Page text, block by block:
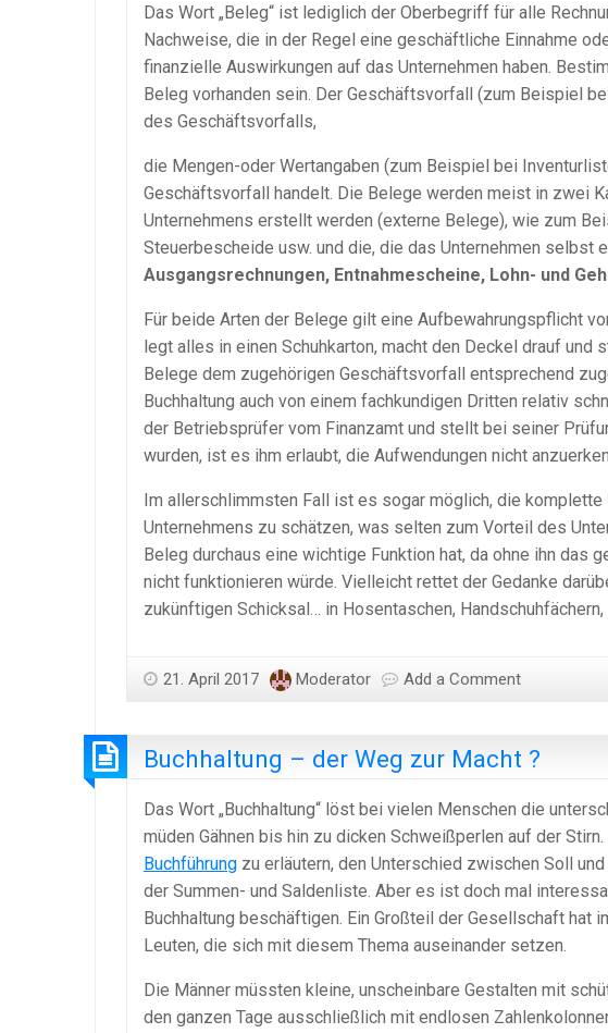
Das Wort „Beleg“ ist lediglich der Oberbegriff für alle
Nachweise, die in der Regel eine geschäftliche Einnahme
finanzielle Auswirkungen auf das Unternehmen haben.
Beleg vorhanden sein. Der Geschäftsvorfall (zum Beispiel
des Geschäftsvorfalls,
die Mengen-oder Wertangaben (zum Beispiel bei
Geschäftsvorfall handelt. Die Belege werden meist in zwei
Unternehmens erstellt werden (externe Belege), wie zum
Steuerbescheide usw. und die, die das Unternehmen selbst
Ausgangsrechnungen, Entnahmescheine, Lohn- und
Für beide Arten der Belege gilt eine Aufbewahrungspflicht
legt alles in einen Schuhkarton, macht den Deckel drauf
Belege dem zugehörigen Geschäftsvorfall entsprechend
Buchhaltung auch von einem fachkundigen Dritten relativ
der Betriebsprüfer vom Finanzamt und stellt bei seiner
wurden, ist es ihm erlaubt, die Aufwendungen nicht
Im allerschlimmsten Fall ist es sogar möglich, die
Unternehmens zu schätzen, was selten zum Vorteil des
Beleg durchaus eine wichtige Funktion hat, da ohne ihn das
nicht funktionieren würde. Vielleicht rettet der Gedanke
zukünftigen Schicksal… in Hosentaschen,
21. April 2017 Moderator Add a Comment
Buchhaltung – der Weg zur Macht ?
Das Wort „Buchhaltung“ löst bei vielen Menschen die
müden Gähnen bis hin zu dicken Schweißperlen auf der
Buchführung zu erläutern, den Unterschied zwischen Soll
der Summen- und Saldenliste. Aber es ist doch mal
Buchhaltung beschäftigen. Ein Großteil der Gesellschaft hat
Leuten, die sich mit diesem Thema auseinander setzen.
Die Männer müssten kleine, unscheinbare Gestalten mit
den ganzen Tage ausschließlich mit endlosen